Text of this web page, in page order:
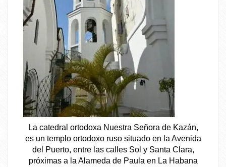
La catedral ortodoxa Nuestra Señora de Kazán,
es un templo ortodoxo ruso situado en la Avenida
del Puerto, entre las calles Sol y Santa Clara,
próximas a la Alameda de Paula en La Habana